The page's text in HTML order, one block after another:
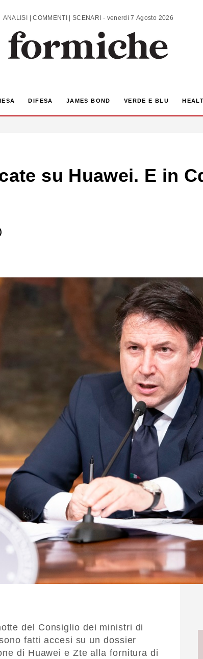
ANALISI | COMMENTI | SCENARI - venerdì 7 Agosto 2026
DIFESA JAMES BOND VERDE E BLU
su Huawei. E in
del Consiglio dei ministri di
fatti accesi su un dossier
di Huawei e Zte alla fornitura di